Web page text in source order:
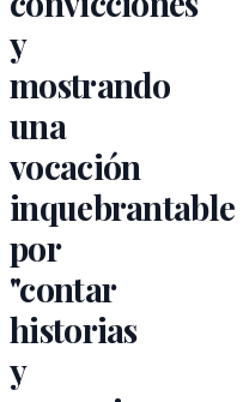
y
mostrando
una
vocación
inquebrantable
por
"contar
historias
y